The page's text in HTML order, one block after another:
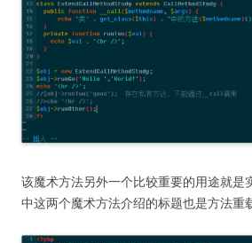
该魔术方法另外一个比较重要的用途就是
中这两个魔术方法介绍的标题也是方法重